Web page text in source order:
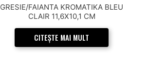
GRESIE/FAIANTA KROMATIKA BLEU
CLAIR 11,6X10,1 CM
CITEȘTE MAI MULT